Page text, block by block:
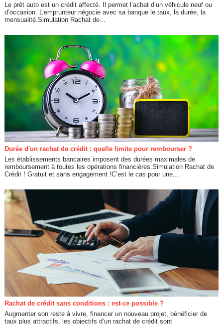
Le prêt auto est un crédit affecté. Il permet l’achat d’un véhicule neuf ou
d’occasion. L’emprunteur négocie avec sa banque le taux, la durée, la
mensualité.Simulation Rachat de...
Durée d'un rachat de crédit : quelle limite pour rembourser ?
Les établissements bancaires imposent des durées maximales de
remboursement à toutes les opérations financières.Simulation Rachat de
Crédit ! Gratuit et sans engagement !C’est le cas pour une...
Rachat de crédit sans conditions : est-ce possible ?
Augmenter son reste à vivre, financer un nouveau projet, bénéficier de
taux plus attractifs, les objectifs d’un rachat de crédit sont